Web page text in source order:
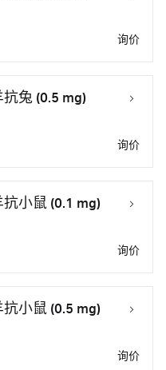
询价
兔 (0.5 mg)
询价
小鼠 (0.1 mg)
询价
小鼠 (0.5 mg)
询价